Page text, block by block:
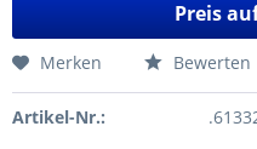
Preis
Merken Bewerten
Artikel-Nr.: